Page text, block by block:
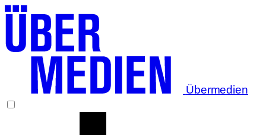
Übermedien